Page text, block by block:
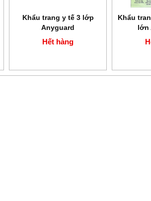
Khẩu trang y tế 3 lớp
Anyguard
Hết hàng
Khẩu
lớn